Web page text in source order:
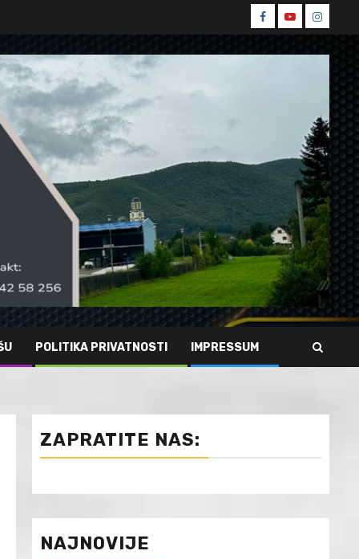
Spin
Facebook
Spin
Youtube
Spin
POLITIKA PRIVATNOSTI IMPRESSUM
ZAPRATITE NAS:
NAJNOVIJE